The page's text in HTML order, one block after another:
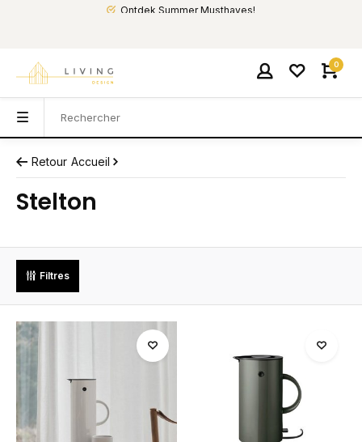
Ontdek Summer Musthaves!
0
Retour Accueil
Stelton
Filtres